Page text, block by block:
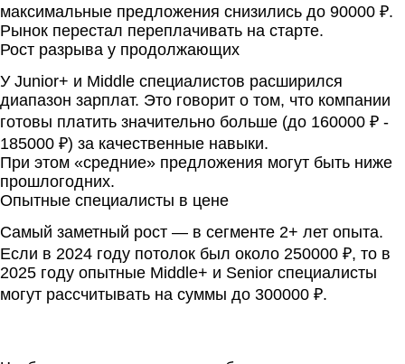
максимальные предложения снизились до 90000 ₽.
Рынок перестал переплачивать на старте.
Рост разрыва у продолжающих
У Junior+ и Middle специалистов расширился
диапазон зарплат. Это говорит о том, что компании
готовы платить значительно больше (до 160000 ₽ -
185000 ₽) за качественные навыки.
При этом «средние» предложения могут быть ниже
прошлогодних.
Опытные специалисты в цене
Самый заметный рост — в сегменте 2+ лет опыта.
Если в 2024 году потолок был около 250000 ₽, то в
2025 году опытные Middle+ и Senior специалисты
могут рассчитывать на суммы до 300000 ₽.